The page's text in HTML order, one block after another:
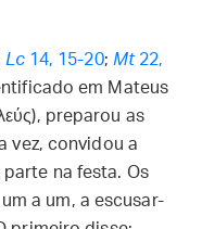
Lc14, 15-20; Mt22,
em Mateus
preparou as
vez, convidou a
na festa. Os
a um, a escusar-